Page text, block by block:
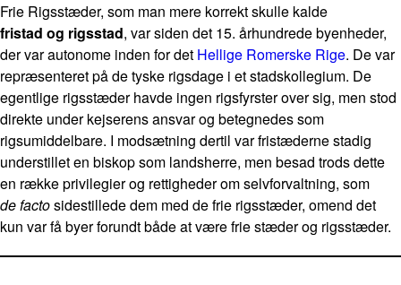
Frie Rigsstæder, som man mere korrekt skulle kalde
fristad og rigsstad, var siden det 15. århundrede byenheder,
der var autonome inden for det Hellige Romerske Rige. De var
repræsenteret på de tyske rigsdage i et stadskollegium. De
egentlige rigsstæder havde ingen rigsfyrster over sig, men stod
direkte under kejserens ansvar og betegnedes som
rigsumiddelbare. I modsætning dertil var fristæderne stadig
understillet en biskop som landsherre, men besad trods dette
en række privilegier og rettigheder om selvforvaltning, som
de factosidestillede dem med de frie rigsstæder, omend det
kun var få byer forundt både at være frie stæder og rigsstæder.